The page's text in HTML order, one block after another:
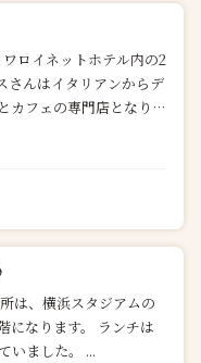
ロイネットホテル内の2
さんはイタリアンからデ
カフェの専門店となり
す。 ランチは
いました。 ...